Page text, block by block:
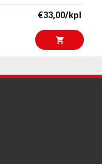
€1865,00/kpl
€33,00/kpl